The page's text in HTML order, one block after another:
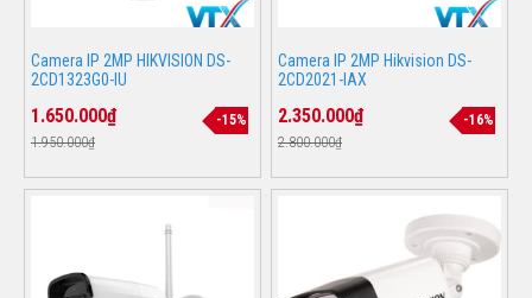
Camera IP 2MP HIKVISION DS-
2CD1323G0-IU
1.650.000₫
1.950.000₫
-15%
Camera IP 2MP Hikvision DS-
2CD2021-IAX
2.350.000₫
2.800.000₫
-16%